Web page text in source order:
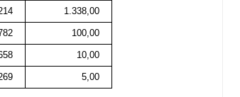
1.338,00
100,00
10,00
5,00